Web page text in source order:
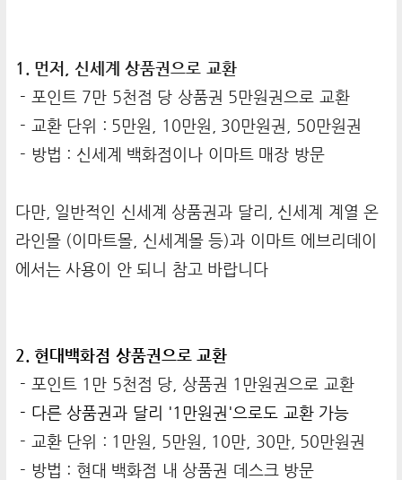
1. 먼저, 신세계 상품권으로 교환
- 포인트 7만 5천점 당 상품권 5만원권으로 교환
- 교환 단위 : 5만원, 10만원, 30만원권, 50만원권
- 방법 : 신세계 백화점이나 이마트 매장 방문
다만, 일반적인 신세계 상품권과 달리, 신세계 계열 온
라인몰 (이마트몰, 신세계몰 등)과 이마트 에브리데이
에서는 사용이 안 되니 참고 바랍니다
2. 현대백화점 상품권으로 교환
- 포인트 1만 5천점 당, 상품권 1만원권으로 교환
- 다른 상품권과 달리 '1만원권'으로도 교환 가능
- 교환 단위 : 1만원, 5만원, 10만, 30만, 50만원권
- 방법 : 현대 백화점 내 상품권 데스크 방문